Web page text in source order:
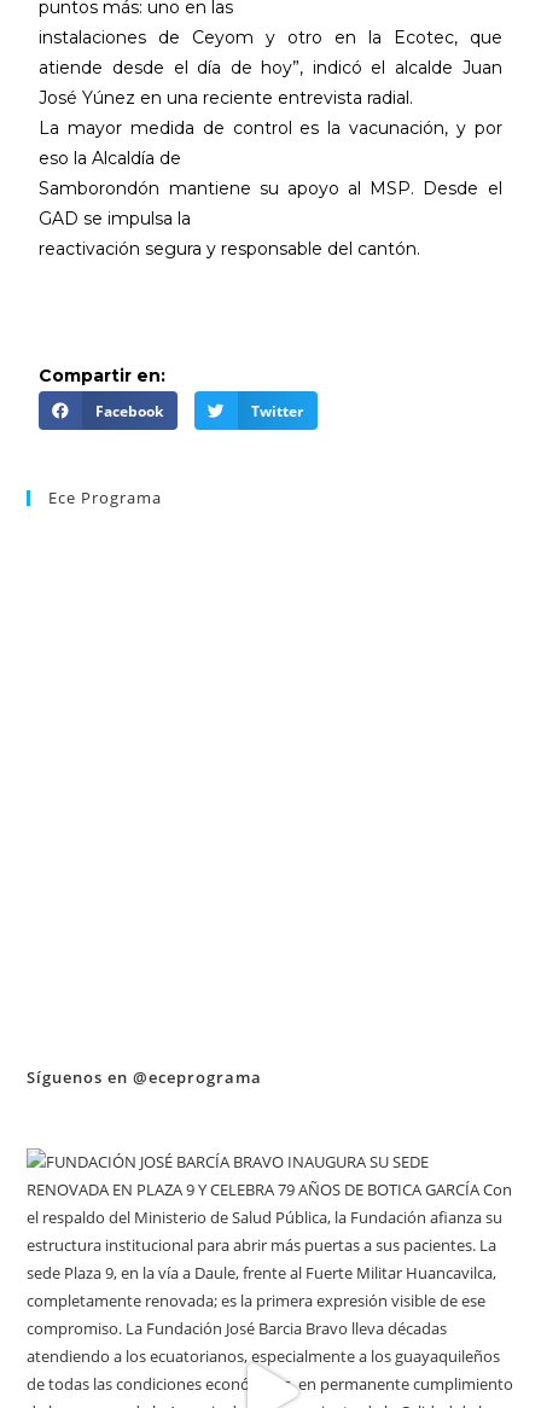
puntos más: uno en las
instalaciones de Ceyom y otro en la Ecotec, que
atiende desde el día de hoy”, indicó el alcalde Juan
José Yúnez en una reciente entrevista radial.
La mayor medida de control es la vacunación, y por
eso la Alcaldía de
Samborondón mantiene su apoyo al MSP. Desde el
GAD se impulsa la
reactivación segura y responsable del cantón.
Compartir en:
Facebook Twitter
Ece Programa
Síguenos en @eceprograma